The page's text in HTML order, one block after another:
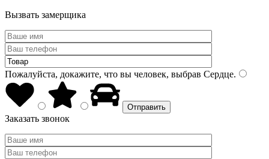
Вызвать замерщика
Пожалуйста, докажите, что вы человек, выбрав Сердце.
Заказать звонок